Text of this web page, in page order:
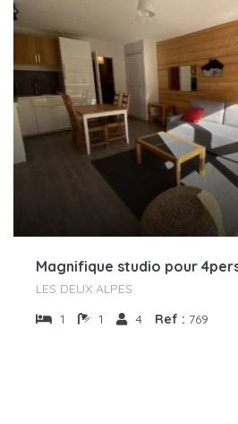
LES DEUX ALPES
1
1 4 Ref : 769